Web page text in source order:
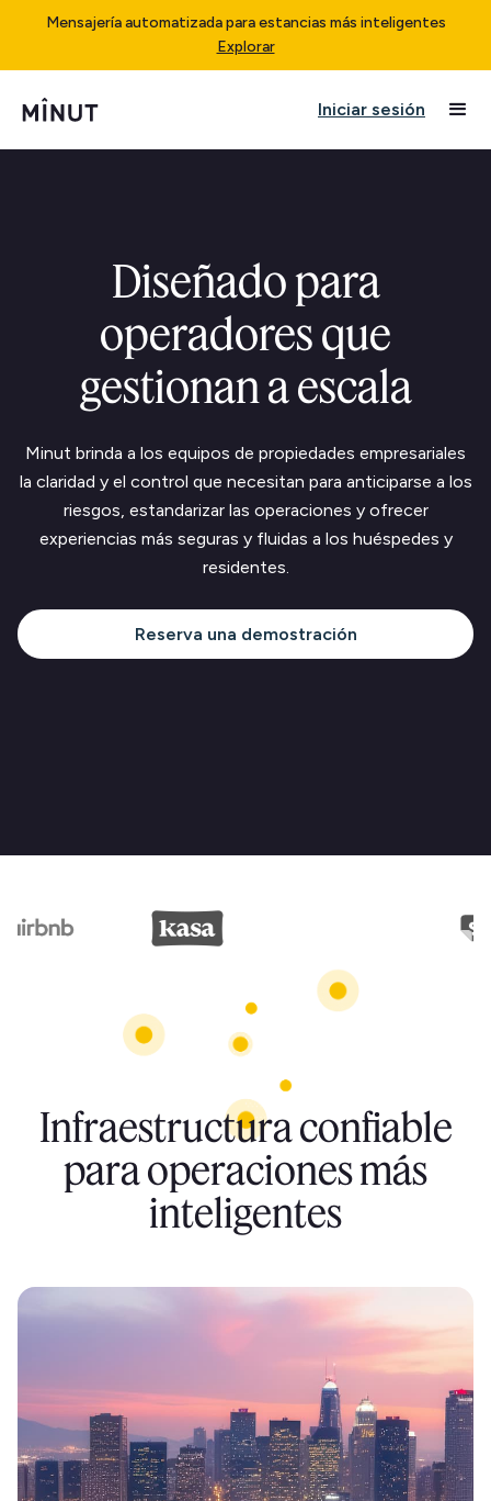
Mensajería automatizada para estancias más inteligentes
Explorar
Iniciar sesión
Diseñado para
operadores que
gestionan a escala
Minut brinda a los equipos de propiedades empresariales
la claridad y el control que necesitan para anticiparse a los
riesgos, estandarizar las operaciones y ofrecer
experiencias más seguras y fluidas a los huéspedes y
residentes.
Reserva una demostración
Infraestructura confiable
para operaciones más
inteligentes